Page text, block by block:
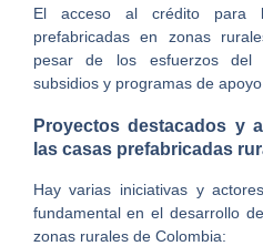
El acceso al crédito para
prefabricadas en zonas
pesar de los esfuerzos del
subsidios y programas de apoyo
Proyectos destacados y
las casas prefabricadas
Hay varias iniciativas y
fundamental en el desarrollo
zonas rurales de Colombia: